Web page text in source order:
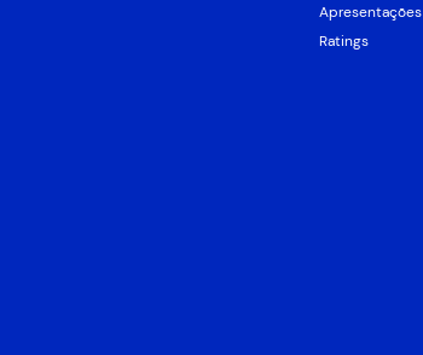
Apresentações
Ratings